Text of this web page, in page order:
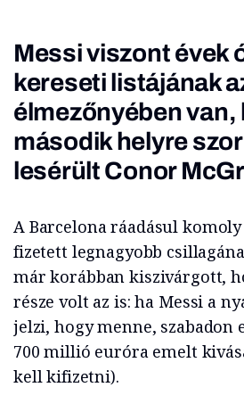
Messi viszont évek
kereseti listájának
élmezőnyében van,
második helyre
lesérült Conor
A Barcelona ráadásul
fizetett legnagyobb
már korábban kiszivárgott,
része volt az is: ha Messi a
jelzi, hogy menne, szabadon
700 millió euróra emelt
kell kifizetni).